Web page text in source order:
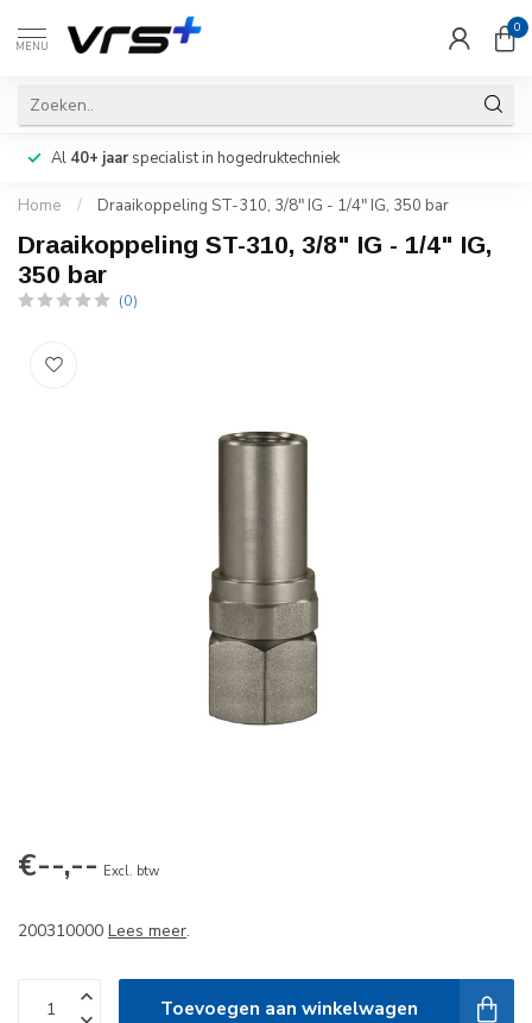
MENU
0
Al 40+ jaarspecialist in hogedruktechniek
Home / Draaikoppeling ST-310, 3/8" IG - 1/4" IG, 350 bar
Draaikoppeling ST-310, 3/8" IG - 1/4" IG,
350 bar
(0)
€--,-- Excl. btw
200310000 Lees meer.
Toevoegen aan winkelwagen